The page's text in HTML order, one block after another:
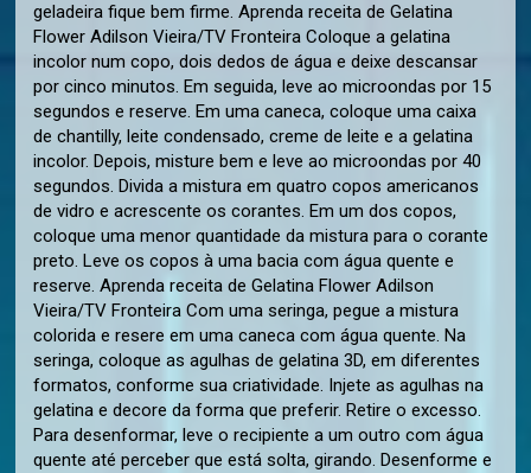
geladeira fique bem firme. Aprenda receita de Gelatina
Flower Adilson Vieira/TV Fronteira Coloque a gelatina
incolor num copo, dois dedos de água e deixe descansar
por cinco minutos. Em seguida, leve ao microondas por 15
segundos e reserve. Em uma caneca, coloque uma caixa
de chantilly, leite condensado, creme de leite e a gelatina
incolor. Depois, misture bem e leve ao microondas por 40
segundos. Divida a mistura em quatro copos americanos
de vidro e acrescente os corantes. Em um dos copos,
coloque uma menor quantidade da mistura para o corante
preto. Leve os copos à uma bacia com água quente e
reserve. Aprenda receita de Gelatina Flower Adilson
Vieira/TV Fronteira Com uma seringa, pegue a mistura
colorida e resere em uma caneca com água quente. Na
seringa, coloque as agulhas de gelatina 3D, em diferentes
formatos, conforme sua criatividade. Injete as agulhas na
gelatina e decore da forma que preferir. Retire o excesso.
Para desenformar, leve o recipiente a um outro com água
quente até perceber que está solta, girando. Desenforme e